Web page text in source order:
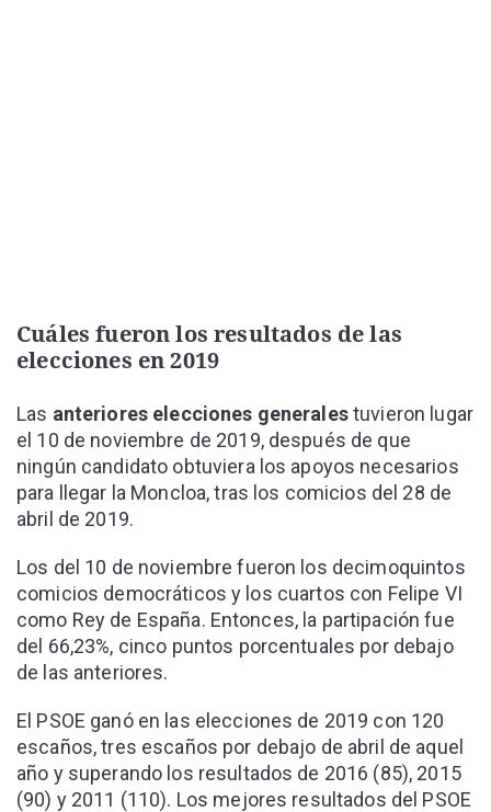
Cuáles fueron los resultados de las
elecciones en 2019
Las anteriores elecciones generalestuvieron lugar
el 10 de noviembre de 2019, después de que
ningún candidato obtuviera los apoyos necesarios
para llegar la Moncloa, tras los comicios del 28 de
abril de 2019.
Los del 10 de noviembre fueron los decimoquintos
comicios democráticos y los cuartos con Felipe VI
como Rey de España. Entonces, la partipación fue
del 66,23%, cinco puntos porcentuales por debajo
de las anteriores.
El PSOE ganó en las elecciones de 2019 con 120
escaños, tres escaños por debajo de abril de aquel
año y superando los resultados de 2016 (85), 2015
(90) y 2011 (110). Los mejores resultados del PSOE